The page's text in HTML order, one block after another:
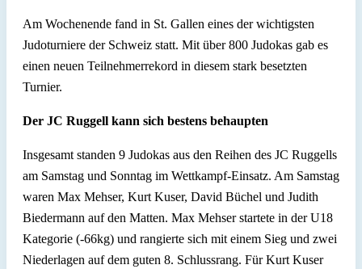
Am Wochenende fand in St. Gallen eines der wichtigsten
Judoturniere der Schweiz statt. Mit über 800 Judokas gab es
einen neuen Teilnehmerrekord in diesem stark besetzten
Turnier.
Der JC Ruggell kann sich bestens behaupten
Insgesamt standen 9 Judokas aus den Reihen des JC Ruggells
am Samstag und Sonntag im Wettkampf-Einsatz. Am Samstag
waren Max Mehser, Kurt Kuser, David Büchel und Judith
Biedermann auf den Matten. Max Mehser startete in der U18
Kategorie (-66kg) und rangierte sich mit einem Sieg und zwei
Niederlagen auf dem guten 8. Schlussrang. Für Kurt Kuser